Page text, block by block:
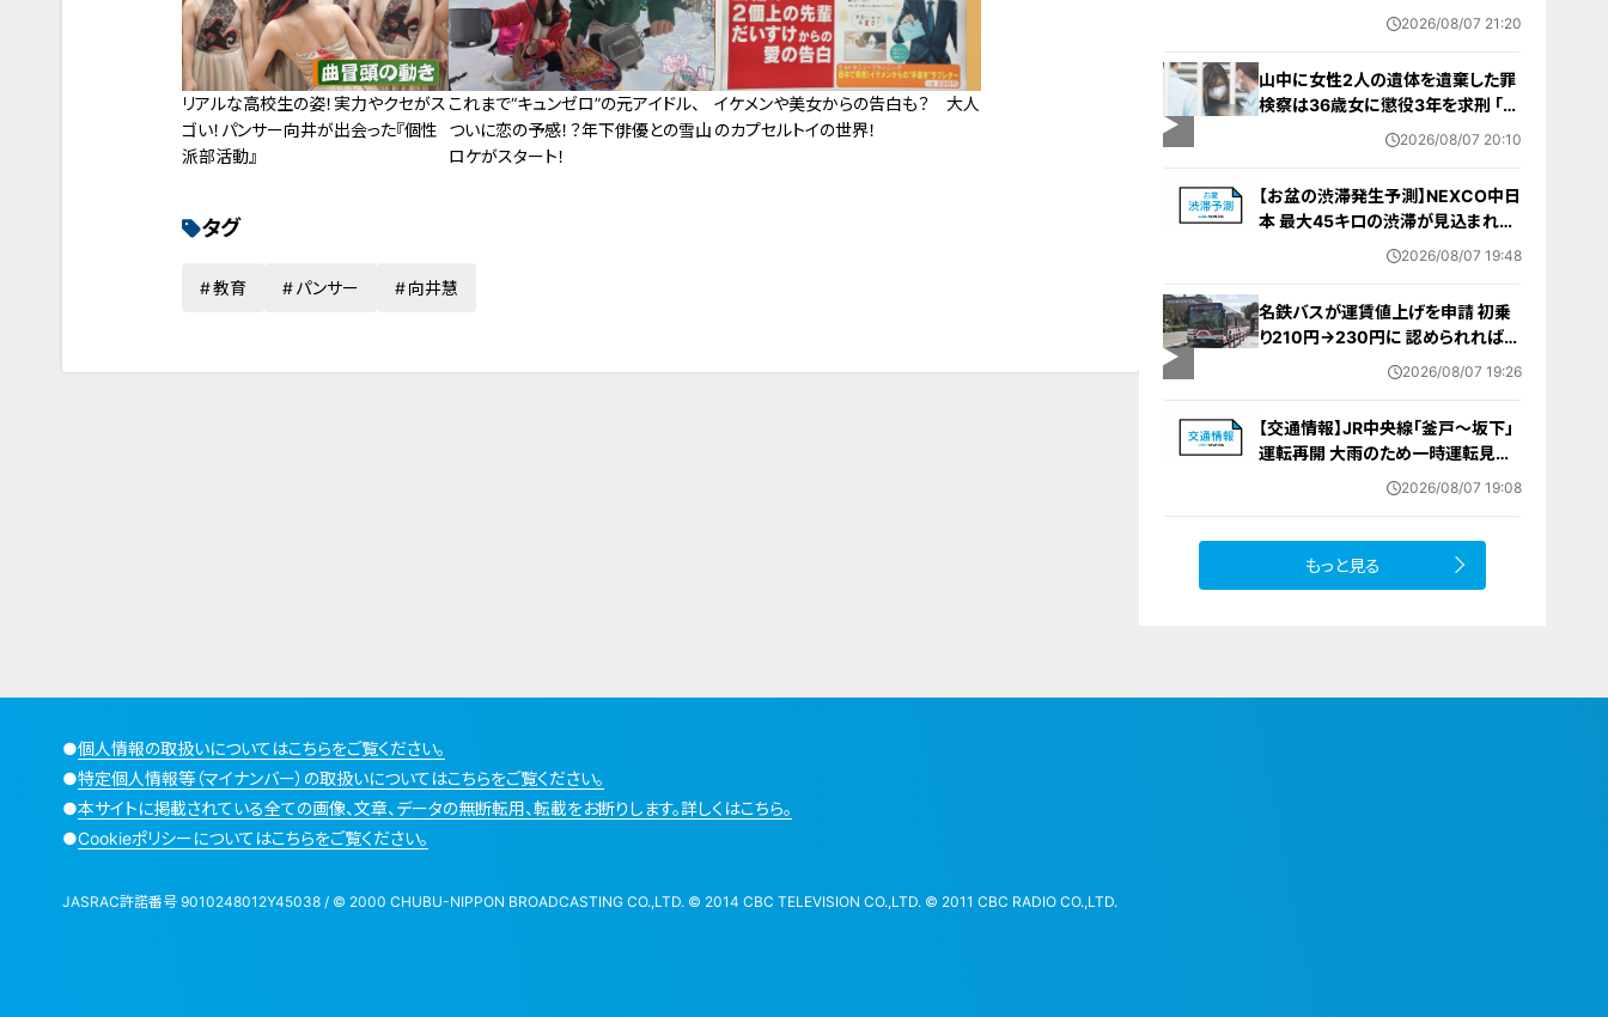
リアルな高校生の姿！実力やクセがス
ゴい！パンサー向井が出会った『個性
派部活動』
これまで“キュンゼロ”の元アイドル、
ついに恋の予感！？年下俳優との雪山
ロケがスタート！
イケメンや美女からの告白も？ 大人
のカプセルトイの世界！
タグ
教育 パンサー 向井慧
今シーズン初めて 岐阜県高山市
2026/08/07 21:20
山中に女性2人の遺体を遺棄した罪
検察は36歳女に懲役3年を求刑 ｢遺
棄時に近くに居続けたこと自体が重
2026/08/07 20:10
【お盆の渋滞発生予測】NEXCO中日
本 最大45キロの渋滞が見込まれる
区間も… 中央道・東名・新東名・東名
2026/08/07 19:48
名鉄バスが運賃値上げを申請 初乗
り210円→230円に 認められれば
12月から全路線で平均1割程度の値
2026/08/07 19:26
【交通情報】JR中央線「釜戸～坂下」
運転再開 大雨のため一時運転見合
2026/08/07 19:08
もっと見る
●個人情報の取扱いについてはこちらをご覧ください。
●特定個人情報等（マイナンバー）の取扱いについてはこちらをご覧ください。
●本サイトに掲載されている全ての画像、文章、データの無断転用、転載をお断りします。詳しくはこちら。
●Cookieポリシーについてはこちらをご覧ください。
JASRAC許諾番号 9010248012Y45038 / © 2000 CHUBU-NIPPON BROADCASTING CO.,LTD. © 2014 CBC TELEVISION CO.,LTD. © 2011 CBC RADIO CO.,LTD.